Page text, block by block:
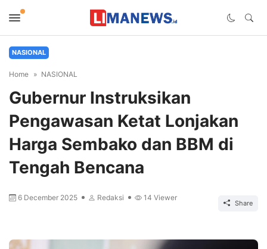
NASIONAL
Home NASIONAL
Gubernur Instruksikan
Pengawasan Ketat Lonjakan
Harga Sembako dan BBM di
Tengah Bencana
6 December 2025 Redaksi 14 Viewer
Share